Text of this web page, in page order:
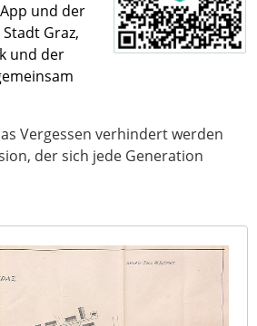
und der
Graz,
und der
Vergessen verhindert werden
der sich jede Generation